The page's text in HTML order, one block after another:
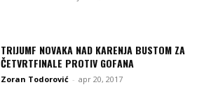
TRIJUMF NOVAKA NAD KARENJA BUSTOM ZA
ČETVRTFINALE PROTIV GOFANA
Zoran Todorović - apr 20, 2017